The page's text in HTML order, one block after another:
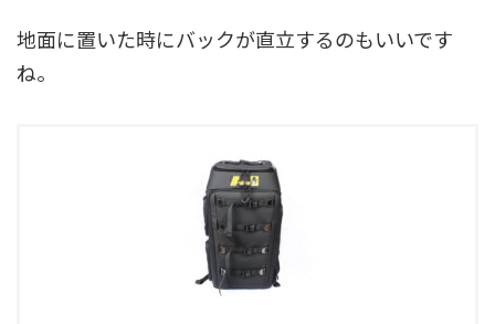
地面に置いた時にバックが直立するのもいいです
ね。